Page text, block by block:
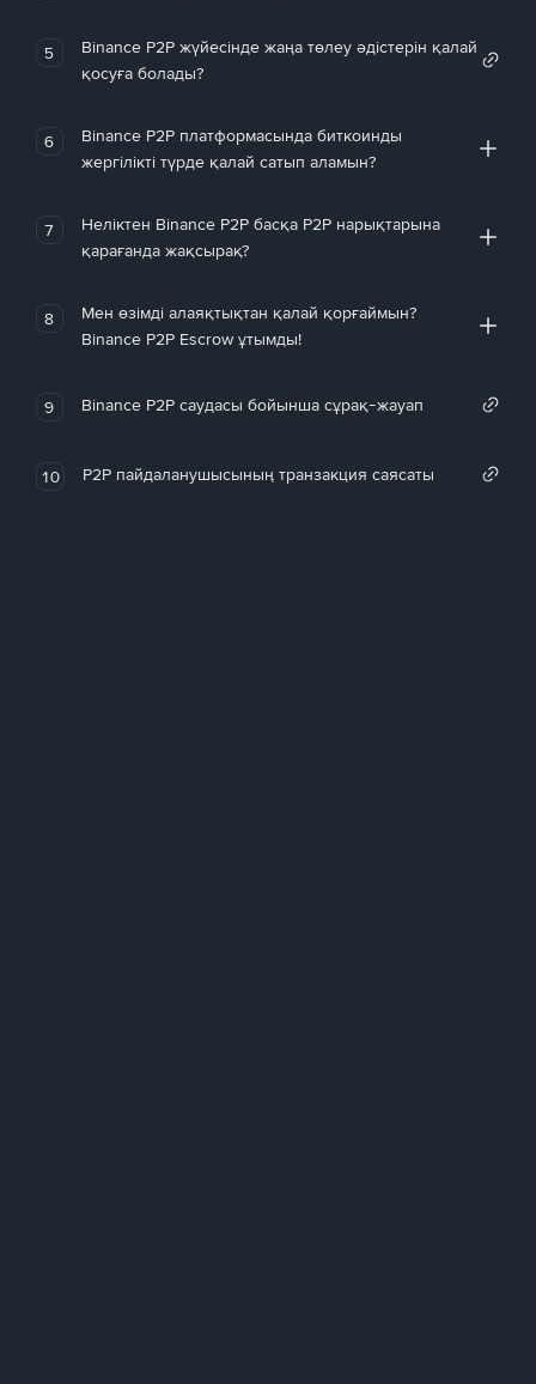
5
Binance P2P жүйесінде жаңа төлеу әдістерін қалай
қосуға болады?
6
Binance P2P платформасында биткоинды
жергілікті түрде қалай сатып аламын?
7
Неліктен Binance P2P басқа P2P нарықтарына
қарағанда жақсырақ?
8
Мен өзімді алаяқтықтан қалай қорғаймын?
Binance P2P Escrow ұтымды!
9 Binance P2P саудасы бойынша сұрақ-жауап
10 P2P пайдаланушысының транзакция саясаты